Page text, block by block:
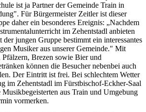
ist ja Partner der Gemeinde Train in
Für Bürgermeister Zeitler ist dieser
daher ein besonderes Ereignis: „Nachdem
im Zehentstadl anbieten
jungen Gruppe bestimmt ein interessantes
Musiker aus unserer Gemeinde." Mit
Brezen sowie Bier und
können die Besucher nebenbei auch
Der Eintritt ist frei. Bei schlechtem Wetter
im Zehentstadl im Fürstbischof-Eckher-Saal
Musikbegeisterten aus Train und Umgebung
vormerken.